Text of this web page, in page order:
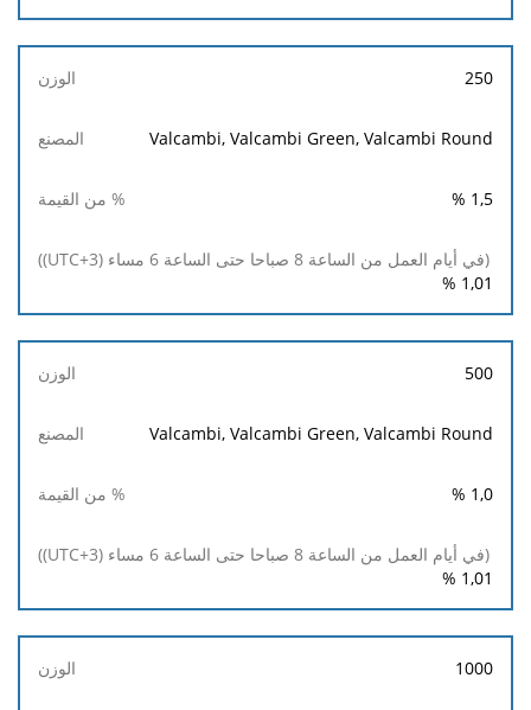
250
Valcambi, Valcambi Green, Valcambi Round
1,5
%
1,01
%
500
Valcambi, Valcambi Green, Valcambi Round
1,0
%
1,01
%
1000